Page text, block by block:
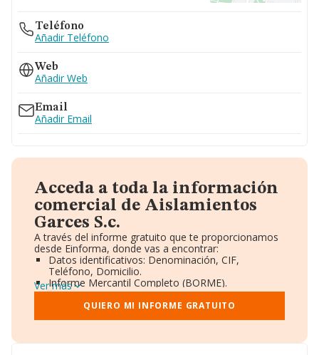
Teléfono
Añadir Teléfono
Web
Añadir Web
Email
Añadir Email
Acceda a toda la información
comercial de Aislamientos
Garces S.c.
A través del informe gratuito que te proporcionamos
desde Einforma, donde vas a encontrar:
Datos identificativos: Denominación, CIF,
Teléfono, Domicilio.
Informe Mercantil Completo (BORME).
Gráficos de Evolución Ventas y Empleados.
Consejo de Administración y Administradores.
Directivos y Ejecutivos.
Ver más
QUIERO MI INFORME GRATUITO